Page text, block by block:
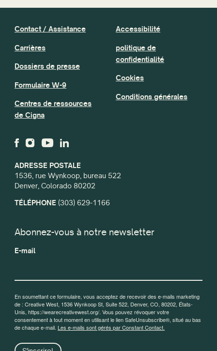
ADRESSE POSTALE
1536, rue Wynkoop, bureau 522
Denver, Colorado 80202
TÉLÉPHONE (303) 629-1166
Contact / Assistance
Carrières
Dossiers de presse
Formulaire W-9
Centres de ressources
de Cigna
Accessibilité
politique de
confidentialité
Cookies
Conditions générales
Abonnez-vous à notre newsletter
E-mail
En soumettant ce formulaire, vous acceptez de recevoir des e-mails marketing
de : Creative West, 1536 Wynkoop St, Suite 522, Denver, CO, 80202, États-
Unis, https://wearecreativewest.org/. Vous pouvez révoquer votre
consentement à tout moment en utilisant le lien SafeUnsubscribe®, situé au bas
de chaque e-mail. Les e-mails sont gérés par Constant Contact.